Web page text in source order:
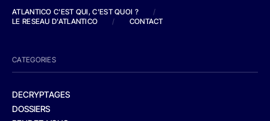
ATLANTICO C'EST QUI, C'EST QUOI ?
/
LE RESEAU D'ATLANTICO
/ CONTACT
CATEGORIES
DECRYPTAGES
DOSSIERS